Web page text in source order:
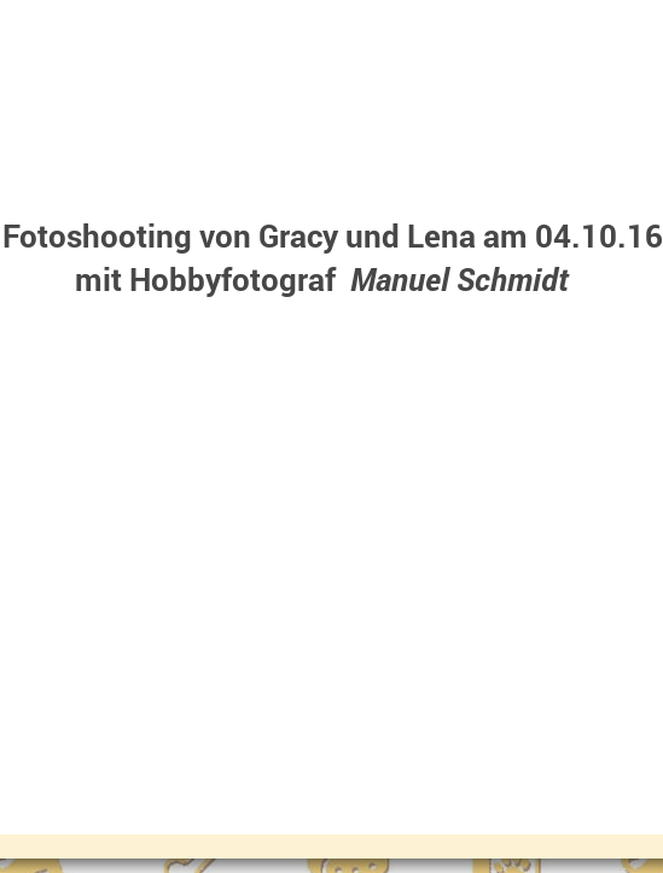
Fotoshooting von Gracy und Lena am 04.10.16
mit HobbyfotografManuel Schmidt